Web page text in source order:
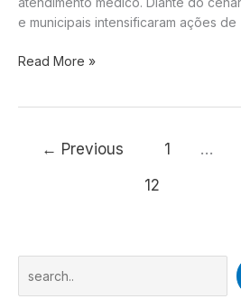
e municipais intensificaram ações de
Casos
Read More »
← Previous 1 …
12